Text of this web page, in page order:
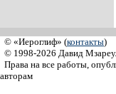
© «Иероглиф» (контакты)
© 1998-2026 Давид
Права на все работы,
авторам